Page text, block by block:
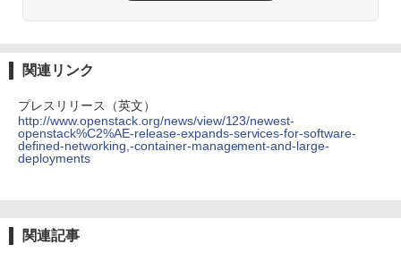
関連リンク
プレスリリース（英文）
http://www.openstack.org/news/view/123/newest-
openstack%C2%AE-release-expands-services-for-software-
defined-networking,-container-management-and-large-
deployments
関連記事